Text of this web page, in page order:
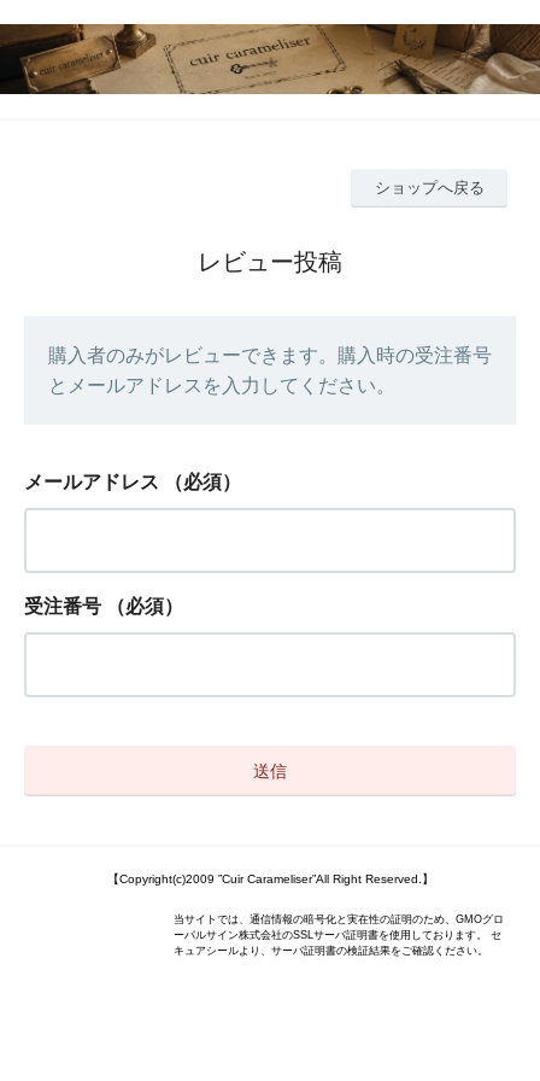
ショップへ戻る
レビュー投稿
購入者のみがレビューできます。購入時の受注番号
とメールアドレスを入力してください。
メールアドレス （必須）
受注番号 （必須）
【Copyright(c)2009 ”Cuir Carameliser”All Right Reserved.】
当サイトでは、通信情報の暗号化と実在性の証明のため、GMOグロ
ーバルサイン株式会社のSSLサーバ証明書を使用しております。 セ
キュアシールより、サーバ証明書の検証結果をご確認ください。